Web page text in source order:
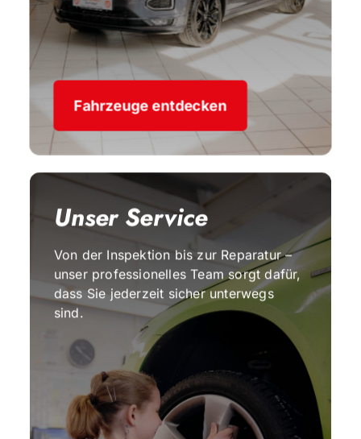
Fahrzeuge entdecken
Unser Service
Von der Inspektion bis zur Reparatur –
unser professionelles Team sorgt dafür,
dass Sie jederzeit sicher unterwegs
sind.